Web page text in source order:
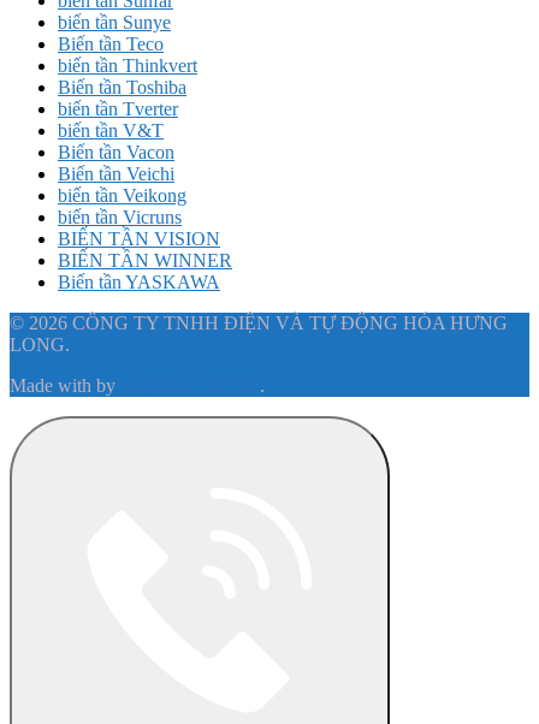
biến tần Sunye
Biến tần Teco
biến tần Thinkvert
Biến tần Toshiba
biến tần Tverter
biến tần V&T
Biến tần Vacon
Biến tần Veichi
biến tần Veikong
biến tần Vicruns
BIẾN TẦN VISION
BIẾN TẦN WINNER
Biến tần YASKAWA
© 2026 CÔNG TY TNHH ĐIỆN VÀ TỰ ĐỘNG HÓA HƯNG
LONG.
Made with by .